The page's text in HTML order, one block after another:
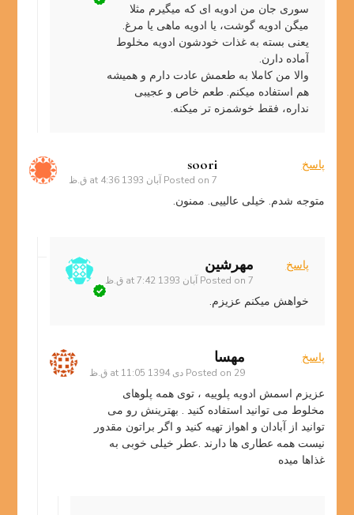
سوری جان من ادویه ای که میگیرم مثلا
میگن ادویه گوشت، یا ادویه ماهی یا مرغ.
یعنی بسته به غذات خودشون ادویه مخلوط
آماده دارن.
والا من کاملا به طعمش عادت دارم و همیشه
هم استفاده میکنم. طعم خاص و عجیبی
نداره، فقط خوشمزه تر میکنه.
soori
Posted on7 آبان 1393 at 4:36 ق.ظ
پاسخ
متوجه شدم. خیلی عالییی. ممنون.
مهرشین
Posted on7 آبان 1393 at 7:42 ق.ظ
پاسخ
خواهش میکنم عزیزم.
مهسا
Posted on 29 دی 1394 at 11:05 ق.ظ
پاسخ
عزیزم اسمش ادویه پلوییه ، توی همه پلوهای
مخلوط می توانید استفاده کنید . بهترینش رو می
توانید از آبادان و اهواز تهیه کنید و اگر براتون مقدور
نیست همه عطاری ها دارند .عطر خیلی خوبی به
غذاها میده